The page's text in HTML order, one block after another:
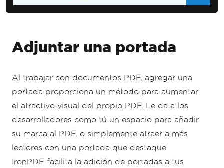
.org/packages/IronPdf/");
0). SaveAs( "combined.pdf");
Adjuntar una portada
Al trabajar con documentos PDF, agregar una
portada proporciona un método para aumentar
el atractivo visual del propio PDF. Le da a los
desarrolladores como tú un espacio para añadir
su marca al PDF, o simplemente atraer a más
lectores con una portada que destaque.
IronPDF facilita la adición de portadas a tus